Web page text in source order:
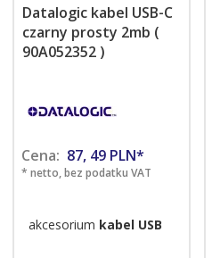
Datalogic kabel USB-C
czarny prosty 2mb (
90A052352 )
Cena: 87, 49 PLN*
* netto, bez podatku VAT
akcesorium kabel USB